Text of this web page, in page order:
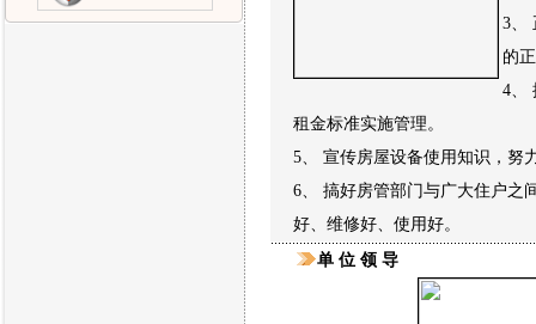
3、
的
4、
租金标准实施管理。
5、 宣传房屋设备使用知识，努
6、 搞好房管部门与广大住户之
好、维修好、使用好。
单 位 领 导